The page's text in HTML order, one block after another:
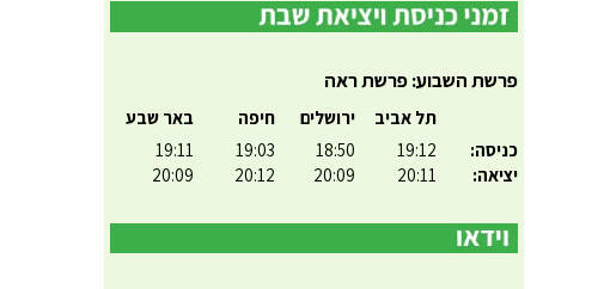
פרשת השבוע: פרשת ראה
כניסה:
יציאה:
תל אביב
19:12
20:11
ירושלים
18:50
20:09
חיפה
19:03
20:12
באר שבע
19:11
20:09